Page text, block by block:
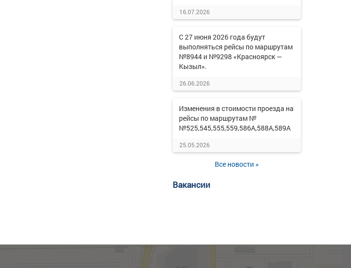
16.07.2026
С 27 июня 2026 года будут
выполняться рейсы по маршрутам
№8944 и №9298 «Красноярск —
Кызыл».
26.06.2026
Изменения в стоимости проезда на
рейсы по маршрутам №
№525,545,555,559,586А,588А,589А
25.05.2026
Все новости »
Вакансии